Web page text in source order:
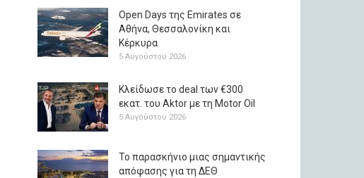
Open Days της Emirates σε
Αθήνα, Θεσσαλονίκη και
Κέρκυρα
5 Αυγούστου 2026
Κλείδωσε το deal των €300
εκατ. του Aktor με τη Μotor Oil
5 Αυγούστου 2026
Το παρασκήνιο μιας σημαντικής
απόφασης για τη ΔΕΘ